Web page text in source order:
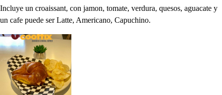
Incluye un croaissant, con jamon, tomate, verdura, quesos, aguacate y
un cafe puede ser Latte, Americano, Capuchino.